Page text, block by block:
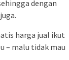
dengan
harga jual ikut
– malu tidak mau